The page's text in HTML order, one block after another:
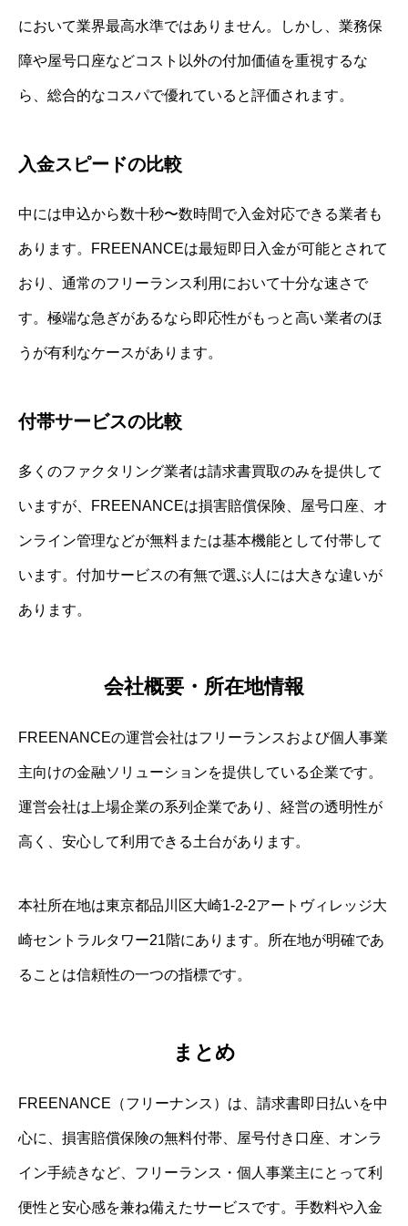
において業界最高水準ではありません。しかし、業務保
障や屋号口座などコスト以外の付加価値を重視するな
ら、総合的なコスパで優れていると評価されます。
入金スピードの比較
中には申込から数十秒〜数時間で入金対応できる業者も
あります。FREENANCEは最短即日入金が可能とされて
おり、通常のフリーランス利用において十分な速さで
す。極端な急ぎがあるなら即応性がもっと高い業者のほ
うが有利なケースがあります。
付帯サービスの比較
多くのファクタリング業者は請求書買取のみを提供して
いますが、FREENANCEは損害賠償保険、屋号口座、オ
ンライン管理などが無料または基本機能として付帯して
います。付加サービスの有無で選ぶ人には大きな違いが
あります。
会社概要・所在地情報
FREENANCEの運営会社はフリーランスおよび個人事業
主向けの金融ソリューションを提供している企業です。
運営会社は上場企業の系列企業であり、経営の透明性が
高く、安心して利用できる土台があります。
本社所在地は東京都品川区大崎1-2-2アートヴィレッジ大
崎セントラルタワー21階にあります。所在地が明確であ
ることは信頼性の一つの指標です。
まとめ
FREENANCE（フリーナンス）は、請求書即日払いを中
心に、損害賠償保険の無料付帯、屋号付き口座、オンラ
イン手続きなど、フリーランス・個人事業主にとって利
便性と安心感を兼ね備えたサービスです。手数料や入金